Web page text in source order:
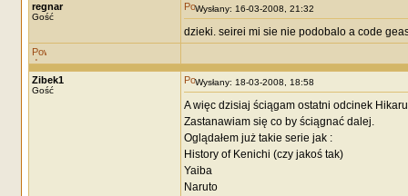
regnar
Gość
Wysłany: 16-03-2008, 21:32
dzieki. seirei mi sie nie podobalo a code
Zibek1
Gość
Wysłany: 18-03-2008, 18:58
A więc dzisiaj ściągam ostatni odcinek
Zastanawiam się co by ściągnać dalej.
Oglądałem już takie serie jak :
History of Kenichi (czy jakoś tak)
Yaiba
Naruto